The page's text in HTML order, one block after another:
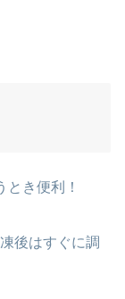
き便利！
後はすぐに調